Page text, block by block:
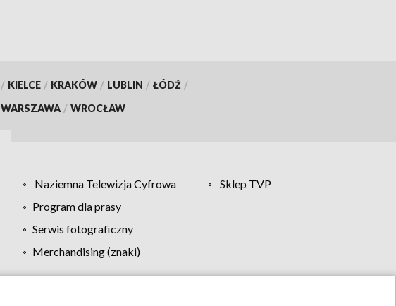
/ KIELCE / KRAKÓW / LUBLIN / ŁÓDŹ /
WARSZAWA / WROCŁAW
Naziemna Telewizja Cyfrowa
Sklep TVP
Program dla prasy
Serwis fotograficzny
Merchandising (znaki)